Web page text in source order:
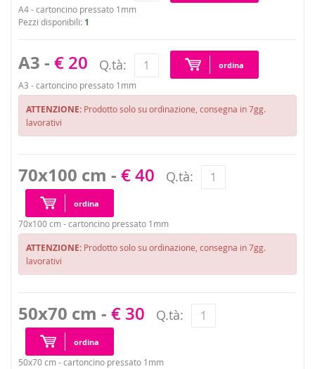
A4 - cartoncino pressato 1mm
Pezzi disponibili: 1
A3 - € 20 Q.tà: ordina
A3 - cartoncino pressato 1mm
ATTENZIONE: Prodotto solo su ordinazione, consegna in 7gg.
lavorativi
70x100 cm - € 40 Q.tà:
ordina
70x100 cm - cartoncino pressato 1mm
ATTENZIONE: Prodotto solo su ordinazione, consegna in 7gg.
lavorativi
50x70 cm - € 30 Q.tà:
ordina
50x70 cm - cartoncino pressato 1mm